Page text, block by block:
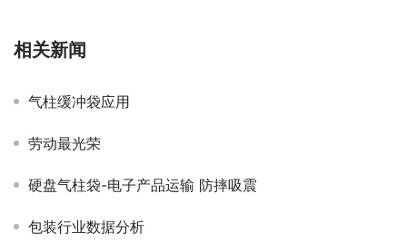
相关新闻
气柱缓冲袋应用
劳动最光荣
硬盘气柱袋-电子产品运输 防摔吸震
包装行业数据分析